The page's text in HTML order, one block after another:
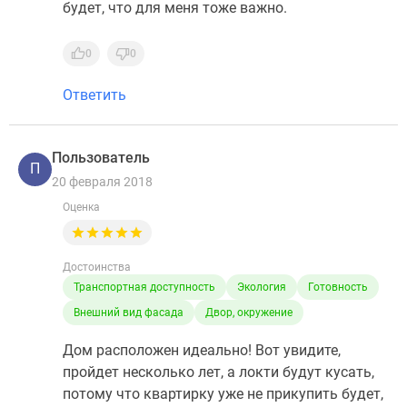
будет, что для меня тоже важно.
0 0
Ответить
П
Пользователь
20 февраля 2018
Оценка
Достоинства
Транспортная доступность
Экология
Готовность
Внешний вид фасада
Двор, окружение
Дом расположен идеально! Вот увидите,
пройдет несколько лет, а локти будут кусать,
потому что квартирку уже не прикупить будет,